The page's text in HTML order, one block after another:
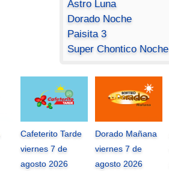
Astro Luna
Dorado Noche
Paisita 3
Super Chontico Noche
Cafeterito Tarde
viernes 7 de
agosto 2026
Dorado Mañana
viernes 7 de
agosto 2026